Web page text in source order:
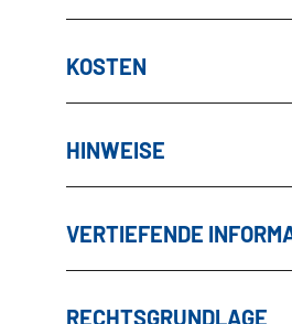
KOSTEN
HINWEISE
VERTIEFENDE
RECHTSGRUNDLAGE